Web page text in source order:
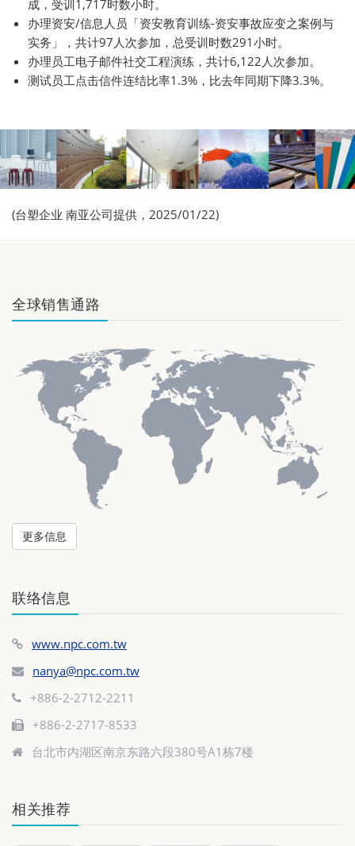
成，受训1,717时数小时。
办理资安/信息人员「资安教育训练-资安事故应变之案例与
实务」，共计97人次参加，总受训时数291小时。
办理员工电子邮件社交工程演练，共计6,122人次参加。
测试员工点击信件连结比率1.3%，比去年同期下降3.3%。
(台塑企业 南亚公司提供，2025/01/22)
全球销售通路
更多信息
联络信息
www.npc.com.tw
nanya@npc.com.tw
+886-2-2712-2211
+886-2-2717-8533
台北市内湖区南京东路六段380号A1栋7楼
相关推荐